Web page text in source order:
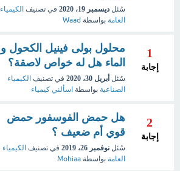
سُئل ديسمبر 19، 2020 في تصنيف الكيمياء
العامة بواسطة Waad
1
إجابة
محلول بولى فينيل الكحول و
الماء هل له خواص لاصقة؟
سُئل أبريل 30، 2020 في تصنيف الكيمياء
الصناعية بواسطة اسألني كيمياء
2
إجابة
هل حمض الفوسفور حمض
قوي أم ضعيف ؟
سُئل نوفمبر 26، 2019 في تصنيف الكيمياء
العامة بواسطة Mohiaa